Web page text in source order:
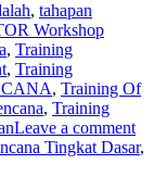
, tahapan
Workshop
, Training
, Training
, Training Of
, Training
Leave a comment
Tingkat Dasar,